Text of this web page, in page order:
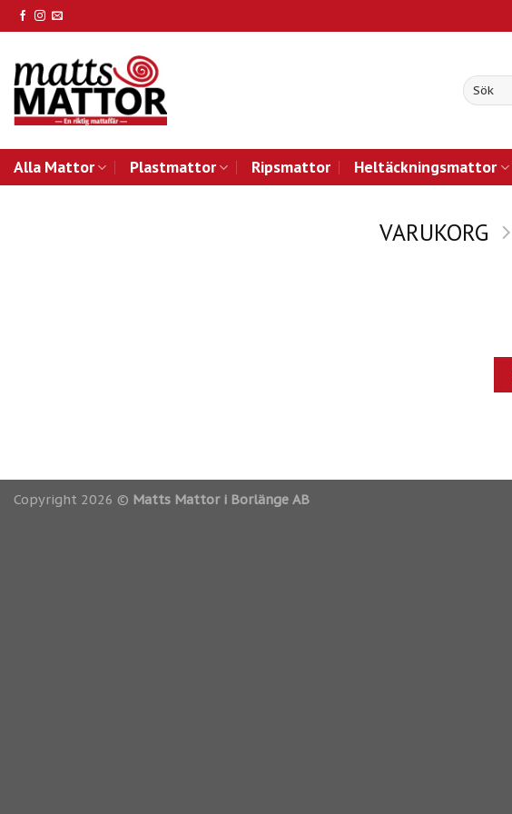
Skip
to
Alla Mattor Plastmattor Ripsmattor Heltäckningsmattor
VARUKORG
Copyright 2026 © Matts Mattor i Borlänge AB